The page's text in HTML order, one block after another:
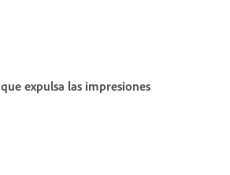
expulsa las impresiones